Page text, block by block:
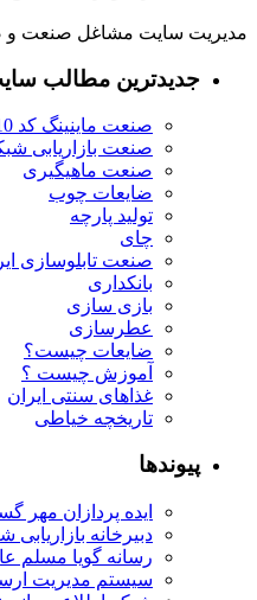
مدیریت سایت مشاغل صنعت و
جدیدترین مطالب
صنعت ماینینگ کد 10
صنعت بازاریابی
صنعت ماهیگیری
ضایعات چوب
تولید پارچه
چای
صنعت تابلوسازی
بانکداری
بازی سازی
عطرسازی
ضایعات چیست؟
آموزش چیست ؟
غذاهای سنتی ایران
تاریخچه خیاطی
پیوندها
ایده پردازان مهر
دبیرخانه بازاریابی
رسانه گویا مسلم
سیستم مدیریت